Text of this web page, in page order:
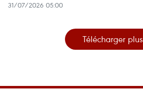
31/07/2026 05:00
Télécharger plus